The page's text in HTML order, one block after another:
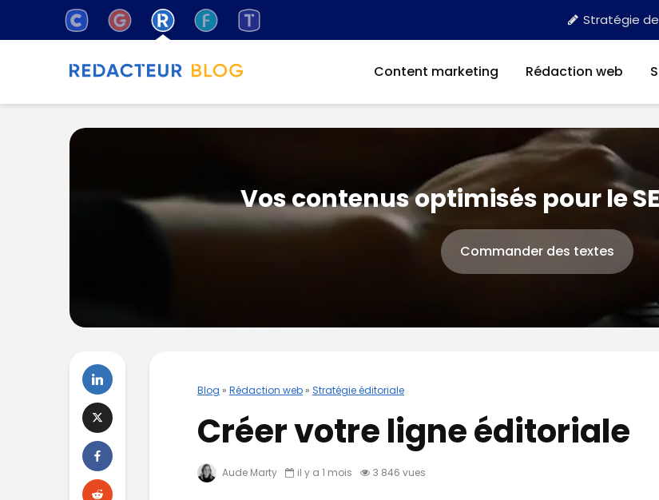
Stratégie
Content marketing Rédaction web
Vos contenus optimisés pour le
Commander des textes
Blog » Rédaction web » Stratégie éditoriale
Créer votre ligne éditoriale
Aude Marty il y a 1 mois 3 846 vues